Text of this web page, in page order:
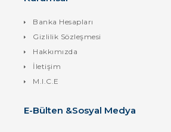
Banka Hesapları
Gizlilik Sözleşmesi
Hakkımızda
İletişim
M.I.C.E
E-Bülten &Sosyal Medya